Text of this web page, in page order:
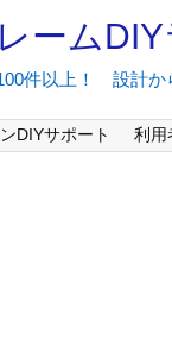
ームDIY
件以上！ 設計か
DIYサポート 利用